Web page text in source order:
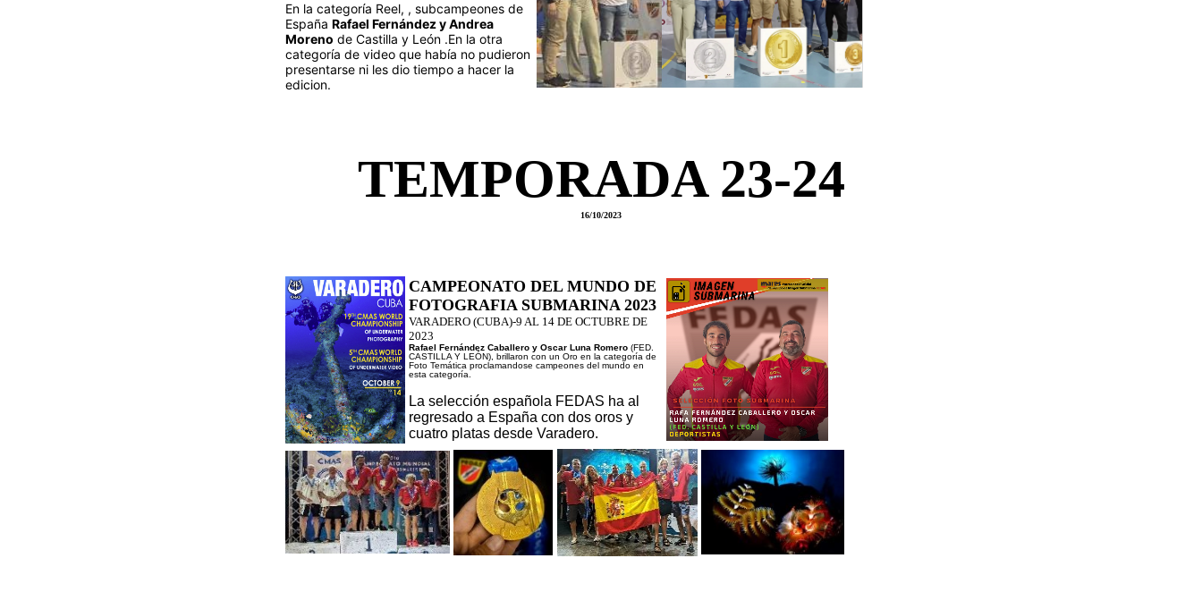
En la categoría Reel, , subcampeones de
España Rafael Fernández y Andrea
Moreno de Castilla y León .En la otra
categoría de video que había no pudieron
presentarse ni les dio tiempo a hacer la
edicion.
TEMPORADA 23-24
16/10/2023
CAMPEONATO DEL MUNDO DE
FOTOGRAFIA SUBMARINA 2023
VARADERO (CUBA)-9 AL 14 DE OCTUBRE DE
2023
Rafael Fernández Caballero y Oscar Luna Romero (FED.
CASTILLA Y LEÓN), brillaron con un Oro en la categoría de
Foto Temática proclamandose campeones del mundo en
esta categoría.
La selección española FEDAS ha al
regresado a España con dos oros y
cuatro platas desde Varadero.